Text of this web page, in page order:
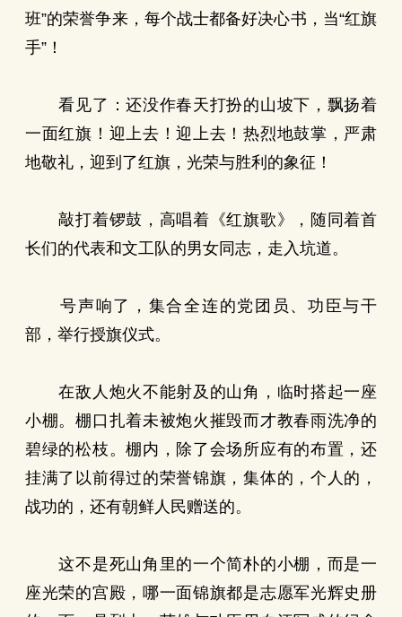
班”的荣誉争来，每个战士都备好决心书，当“红旗
手”！
看见了：还没作春天打扮的山坡下，飘扬着
一面红旗！迎上去！迎上去！热烈地鼓掌，严肃
地敬礼，迎到了红旗，光荣与胜利的象征！
敲打着锣鼓，高唱着《红旗歌》，随同着首
长们的代表和文工队的男女同志，走入坑道。
号声响了，集合全连的党团员、功臣与干
部，举行授旗仪式。
在敌人炮火不能射及的山角，临时搭起一座
小棚。棚口扎着未被炮火摧毁而才教春雨洗净的
碧绿的松枝。棚内，除了会场所应有的布置，还
挂满了以前得过的荣誉锦旗，集体的，个人的，
战功的，还有朝鲜人民赠送的。
这不是死山角里的一个简朴的小棚，而是一
座光荣的宫殿，哪一面锦旗都是志愿军光辉史册